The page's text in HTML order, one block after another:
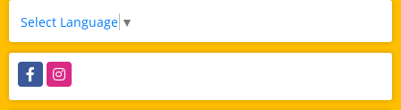
Select Language ▼
FacebookInstagram